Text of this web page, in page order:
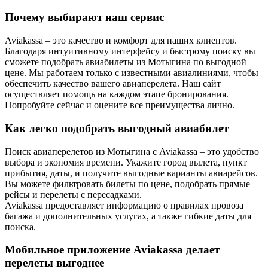
Почему выбирают наш сервис
Aviakassa – это качество и комфорт для наших клиентов.
Благодаря интуитивному интерфейсу и быстрому поиску вы
сможете подобрать авиабилеты из Мотыгина по выгодной
цене. Мы работаем только с известными авиалиниями, чтобы
обеспечить качество вашего авиаперелета. Наш сайт
осуществляет помощь на каждом этапе бронирования.
Попробуйте сейчас и оцените все преимущества лично.
Как легко подобрать выгодный авиабилет
Поиск авиаперелетов из Мотыгина с Aviakassa – это удобство
выбора и экономия времени. Укажите город вылета, пункт
прибытия, даты, и получите выгодные варианты авиарейсов.
Вы можете фильтровать билеты по цене, подобрать прямые
рейсы и перелеты с пересадками.
Aviakassa предоставляет информацию о правилах провоза
багажа и дополнительных услугах, а также гибкие даты для
поиска.
Мобильное приложение Aviakassa делает
перелеты выгоднее